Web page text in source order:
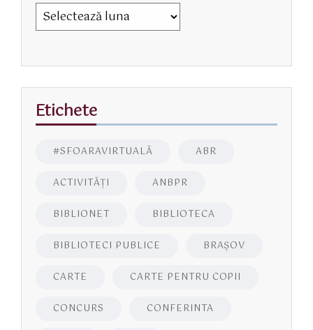
Etichete
#SFOARAVIRTUALĂ ABR
ACTIVITĂŢI ANBPR
BIBLIONET BIBLIOTECA
BIBLIOTECI PUBLICE BRAŞOV
CARTE CARTE PENTRU COPII
CONCURS CONFERINTA